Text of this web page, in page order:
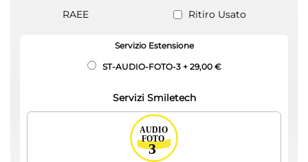
RAEE Ritiro Usato
Servizio Estensione
ST-AUDIO-FOTO-3 + 29,00 €
Servizi Smiletech